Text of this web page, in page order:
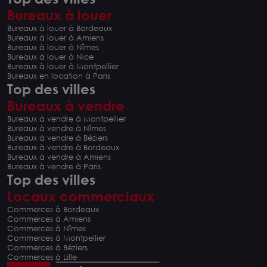
Bureaux à louer
Bureaux à louer à Bordeaux
Bureaux à louer à Amiens
Bureaux à louer à Nîmes
Bureaux à louer à Nice
Bureaux à louer à Montpellier
Bureaux en location à Paris
Top des villes
Bureaux à vendre
Bureaux à vendre à Montpellier
Bureaux à vendre à Nîmes
Bureaux à vendre à Béziers
Bureaux à vendre à Bordeaux
Bureaux à vendre à Amiens
Bureaux à vendre à Paris
Top des villes
Locaux commerciaux
Commerces à Bordeaux
Commerces à Amiens
Commerces à Nîmes
Commerces à Montpellier
Commerces à Béziers
Commerces à Lille